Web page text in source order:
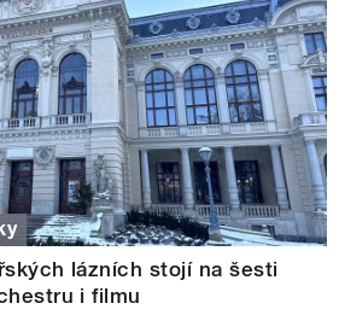
lázních stojí na šesti
i filmu